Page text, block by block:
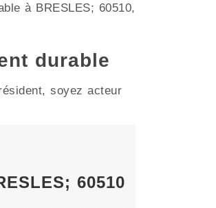
à BRESLES; 60510,
durable
soyez acteur
60510